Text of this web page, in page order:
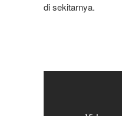
di sekitarnya.